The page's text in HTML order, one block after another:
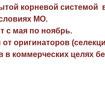
корневой системой
МО.
с мая по ноябрь.
от оригинаторов
в коммерческих целях